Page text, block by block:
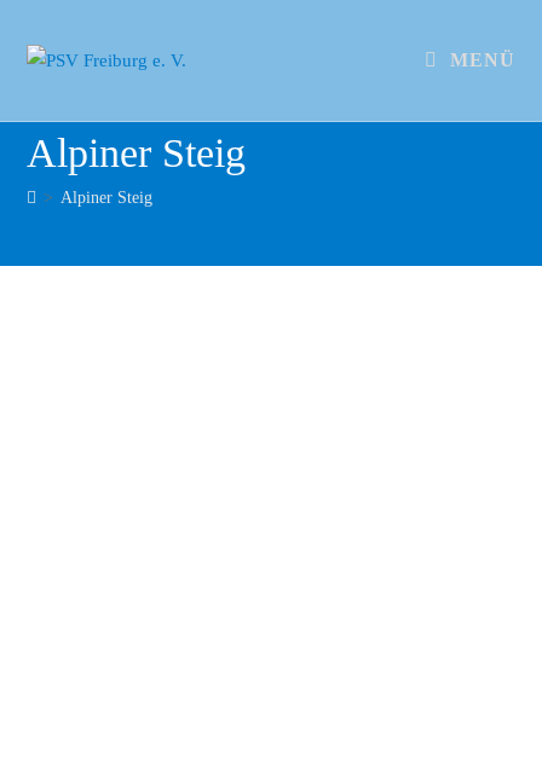
MENÜ
Alpiner Steig
> Alpiner Steig